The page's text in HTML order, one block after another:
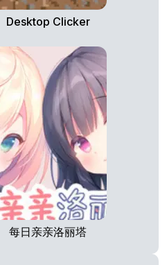
Desktop Clicker
每日亲亲洛丽塔